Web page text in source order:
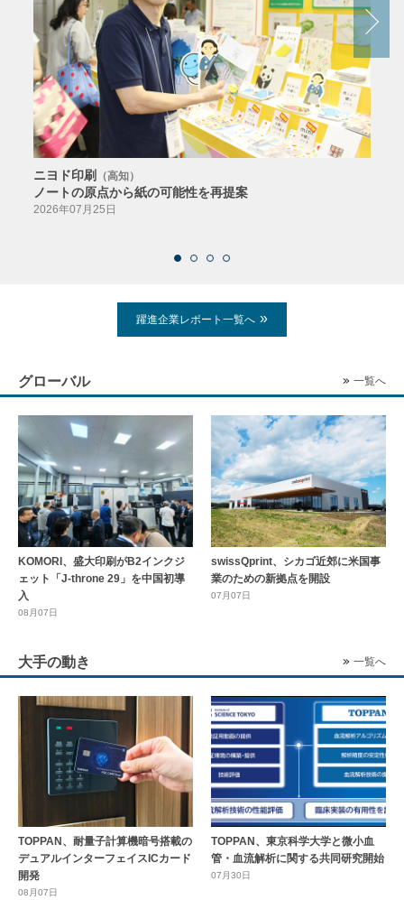
ニヨド印刷 （高知）
ノートの原点から紙の可能性を再提案
2026年07月25日
躍進企業レポート一覧へ
グローバル 一覧へ
KOMORI、盛大印刷がB2インクジ
ェット「J-throne 29」を中国初導
入
08月07日
swissQprint、シカゴ近郊に⽶国事
業のための新拠点を開設
07月07日
大手の動き 一覧へ
TOPPAN、耐量子計算機暗号搭載の
デュアルインターフェイスICカード
開発
08月07日
TOPPAN、東京科学大学と微小血
管・血流解析に関する共同研究開始
07月30日